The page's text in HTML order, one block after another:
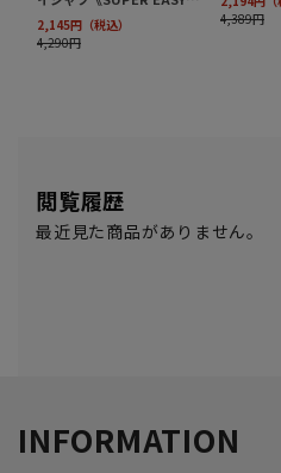
閲覧履歴
最近見た商品がありません。
INFORMATION